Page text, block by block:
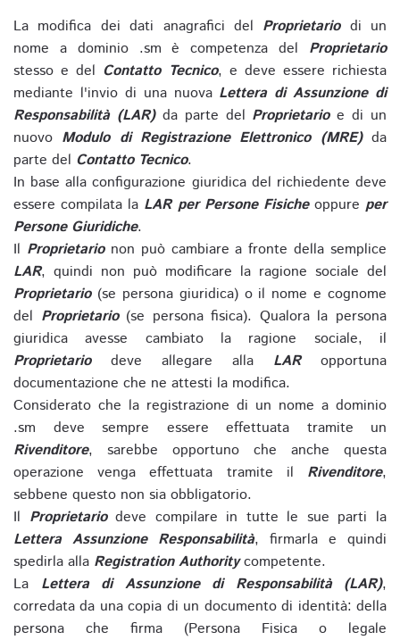
La modifica dei dati anagrafici del Proprietariodi un
nome a dominio .sm è competenza del Proprietario
stesso e del Contatto Tecnico, e deve essere richiesta
mediante l'invio di una nuova Lettera di Assunzione di
Responsabilità (LAR)da parte del Proprietarioe di un
nuovo Modulo di Registrazione Elettronico (MRE)da
parte del Contatto Tecnico.
In base alla configurazione giuridica del richiedente deve
essere compilata la LAR per Persone Fisicheoppure per
Persone Giuridiche.
Il Proprietarionon può cambiare a fronte della semplice
LAR, quindi non può modificare la ragione sociale del
Proprietario(se persona giuridica) o il nome e cognome
del Proprietario(se persona fisica). Qualora la persona
giuridica avesse cambiato la ragione sociale, il
Proprietariodeve allegare alla LARopportuna
documentazione che ne attesti la modifica.
Considerato che la registrazione di un nome a dominio
.sm deve sempre essere effettuata tramite un
Rivenditore, sarebbe opportuno che anche questa
operazione venga effettuata tramite il Rivenditore,
sebbene questo non sia obbligatorio.
Il Proprietariodeve compilare in tutte le sue parti la
Lettera Assunzione Responsabilità, firmarla e quindi
spedirla alla Registration Authoritycompetente.
La Lettera di Assunzione di Responsabilità (LAR),
corredata da una copia di un documento di identità: della
persona che firma (Persona Fisica o legale